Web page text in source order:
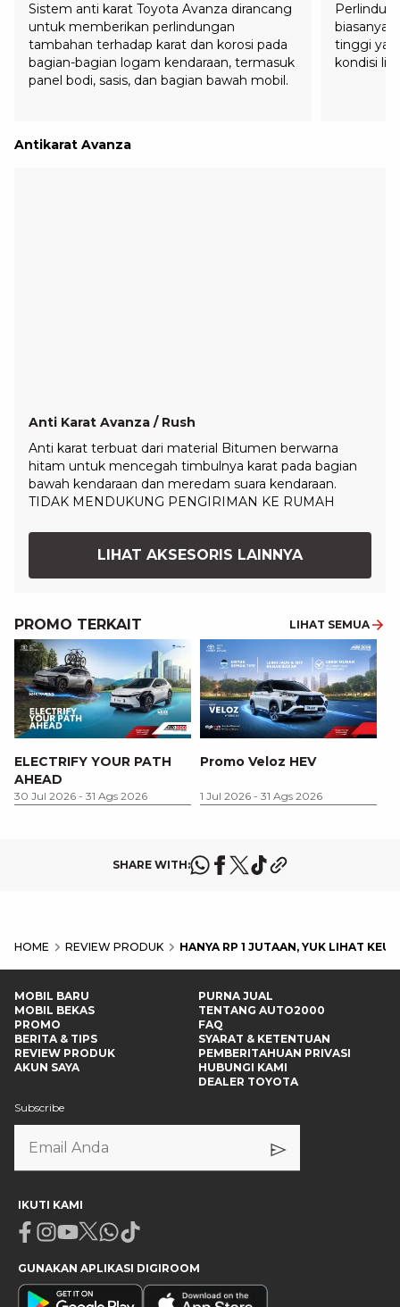
Sistem anti karat Toyota Avanza dirancang
untuk memberikan perlindungan
tambahan terhadap karat dan korosi pada
bagian-bagian logam kendaraan, termasuk
panel bodi, sasis, dan bagian bawah mobil.
biasanya
tinggi
kondisi
Antikarat Avanza
Anti karat terbuat dari material Bitumen berwarna
bawah kendaraan dan meredam suara kendaraan.
TIDAK MENDUKUNG PENGIRIMAN KE RUMAH
ELECTRIFY YOUR PATH
30 Jul 2026-31 Ags 2026
Promo Veloz HEV
1 Jul 2026-31 Ags 2026
PROMO
BERITA & TIPS
REVIEW PRODUK
AKUN SAYA
FAQ
SYARAT & KETENTUAN
PEMBERITAHUAN PRIVASI
HUBUNGI KAMI
DEALER TOYOTA
Subscribe
IKUTI KAMI
Facebook
Instagram
Youtube
X
GUNAKAN APLIKASI DIGIROOM